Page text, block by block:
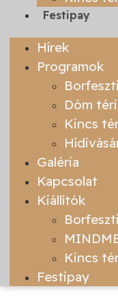
Festipay
Hírek
Programok
Dóm
Kincs
Galéria
Kapcsolat
Kiállítók
Kincs
Festipay